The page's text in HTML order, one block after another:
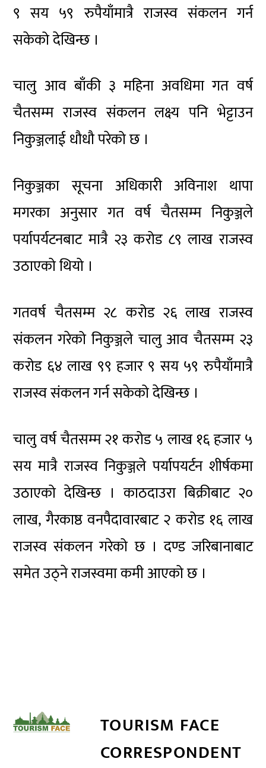
९ सय ५९ रुपैयाँमात्रै राजस्व संकलन गर्न
सकेको देखिन्छ ।
चालु आव बाँकी ३ महिना अवधिमा गत वर्ष
चैतसम्म राजस्व संकलन लक्ष्य पनि भेट्टाउन
निकुञ्जलाई धौधौ परेको छ ।
निकुञ्जका सूचना अधिकारी अविनाश थापा
मगरका अनुसार गत वर्ष चैतसम्म निकुञ्जले
पर्यापर्यटनबाट मात्रै २३ करोड ८९ लाख राजस्व
उठाएको थियो ।
गतवर्ष चैतसम्म २८ करोड २६ लाख राजस्व
संकलन गरेको निकुञ्जले चालु आव चैतसम्म २३
करोड ६४ लाख ९९ हजार ९ सय ५९ रुपैयाँमात्रै
राजस्व संकलन गर्न सकेको देखिन्छ ।
चालु वर्ष चैतसम्म २१ करोड ५ लाख १६ हजार ५
सय मात्रै राजस्व निकुञ्जले पर्यापयर्टन शीर्षकमा
उठाएको देखिन्छ । काठदाउरा बिक्रीबाट २०
लाख, गैरकाष्ठ वनपैदावारबाट २ करोड १६ लाख
राजस्व संकलन गरेको छ । दण्ड जरिबानाबाट
समेत उठ्ने राजस्वमा कमी आएको छ ।
TOURISM FACE
CORRESPONDENT